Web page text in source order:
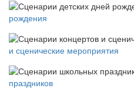
рождения
и сценические мероприятия
праздников